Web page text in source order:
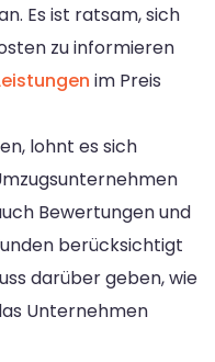
Es ist ratsam, sich
zu informieren
im Preis
lohnt es sich
Bewertungen und
berücksichtigt
darüber geben, wie
Unternehmen